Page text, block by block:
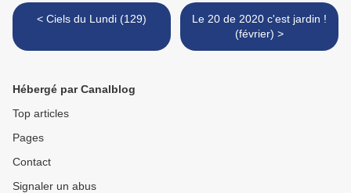
< Ciels du Lundi (129)
Le 20 de 2020 c'est jardin !
(février) >
Hébergé par Canalblog
Top articles
Pages
Contact
Signaler un abus